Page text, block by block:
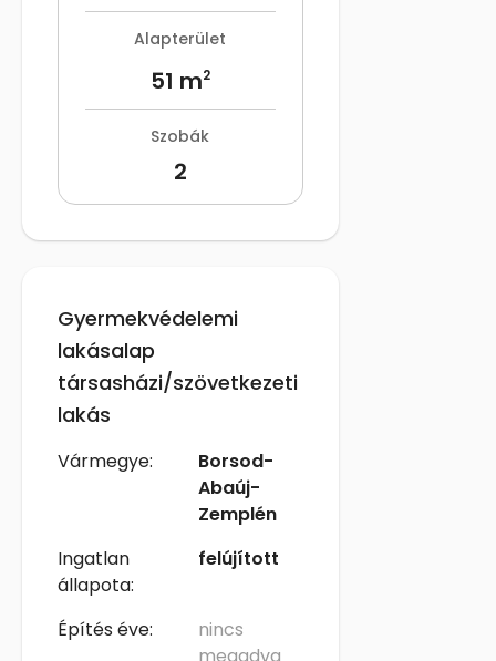
Alapterület
51 m2
Szobák
2
Gyermekvédelemi
lakásalap
társasházi/szövetkezeti
lakás
Vármegye:
Borsod-
Abaúj-
Zemplén
Ingatlan
állapota:
felújított
Építés éve:
nincs
megadva